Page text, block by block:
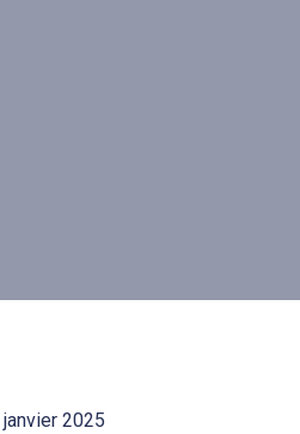
janvier 2025